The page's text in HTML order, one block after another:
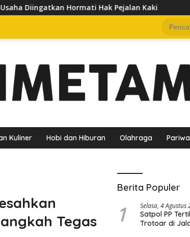
Pejalan Kaki Pedagang Keluhkan
Kuliner Hobi dan Hiburan Olahraga
Tegas
Berita Populer
1 Selasa, 4 Agustus
Satpol PP
Trotoar di